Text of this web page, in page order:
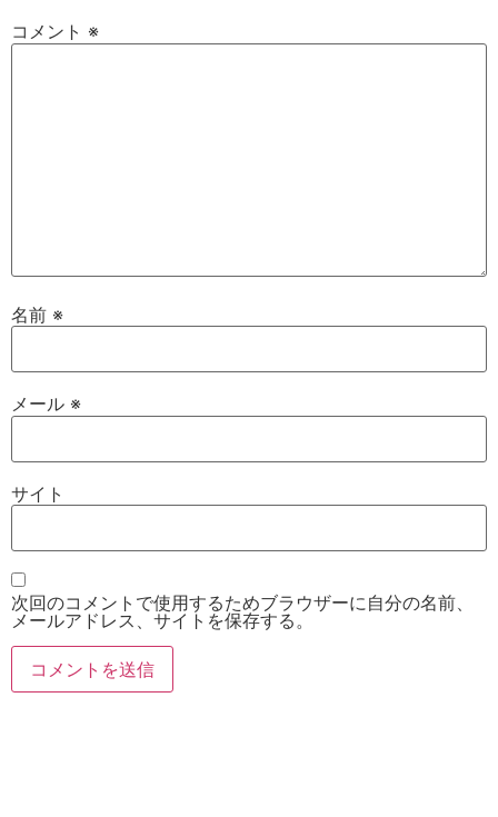
コメント ※
名前 ※
メール ※
サイト
次回のコメントで使用するためブラウザーに自分の名前、
メールアドレス、サイトを保存する。